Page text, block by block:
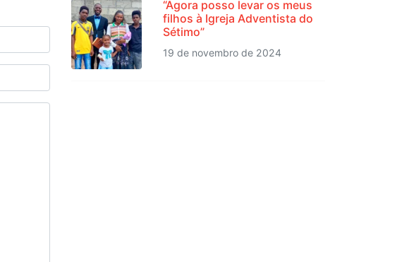
“Agora posso levar os meus
filhos à Igreja Adventista do
Sétimo”
19 de novembro de 2024